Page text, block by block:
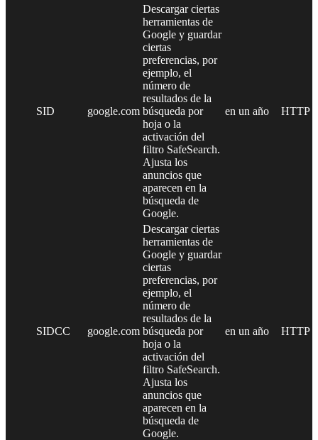
SID google.com
Descargar ciertas
herramientas de
Google y guardar
ciertas
preferencias, por
ejemplo, el
número de
resultados de la
búsqueda por
hoja o la
activación del
filtro SafeSearch.
Ajusta los
anuncios que
aparecen en la
búsqueda de
Google.
en un año HTTP
SIDCC google.com
Descargar ciertas
herramientas de
Google y guardar
ciertas
preferencias, por
ejemplo, el
número de
resultados de la
búsqueda por
hoja o la
activación del
filtro SafeSearch.
Ajusta los
anuncios que
aparecen en la
búsqueda de
Google.
en un año HTTP